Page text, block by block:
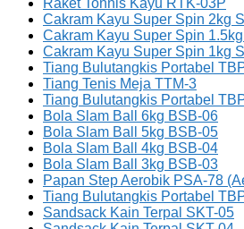
Raket Tonnis Kayu RTK-03P
Cakram Kayu Super Spin 2kg
Cakram Kayu Super Spin
Cakram Kayu Super Spin 1kg
Tiang Bulutangkis Portabel
Tiang Tenis Meja TTM-3
Tiang Bulutangkis Portabel
Bola Slam Ball 6kg BSB-06
Bola Slam Ball 5kg BSB-05
Bola Slam Ball 4kg BSB-04
Bola Slam Ball 3kg BSB-03
Papan Step Aerobik PSA-78
Tiang Bulutangkis Portabel
Sandsack Kain Terpal SKT-05